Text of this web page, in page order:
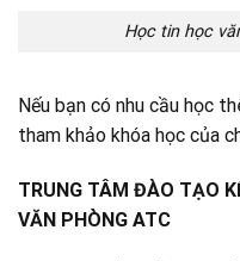
Học tin học
Nếu bạn có nhu cầu học
tham khảo khóa học của
TRUNG TÂM ĐÀO TẠO
VĂN PHÒNG ATC